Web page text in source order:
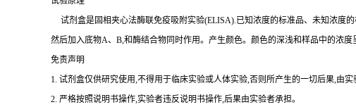
试剂盒是固相夹心法酶联免疫吸附实验(ELISA).已知浓度的标准品、未知浓度
然后加入底物A、B,和酶结合物同时作用。产生颜色。颜色的深浅和样品中的浓度
免责声明
1. 试剂盒仅供研究使用,不得用于临床实验或人体实验,否则所产生的一切后果,由实
2. 严格按照说明书操作,实验者违反说明书操作,后果由实验者承担。